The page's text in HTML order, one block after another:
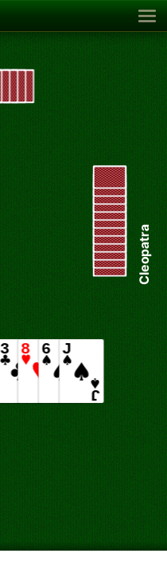
as Trump
Cleopatra